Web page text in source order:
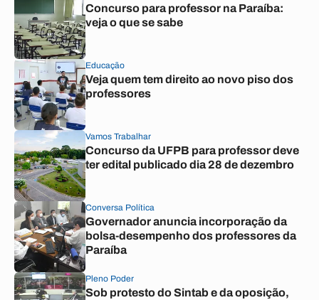
Concurso para professor na Paraíba:
veja o que se sabe
Educação
Veja quem tem direito ao novo piso dos
professores
Vamos Trabalhar
Concurso da UFPB para professor deve
ter edital publicado dia 28 de dezembro
Conversa Política
Governador anuncia incorporação da
bolsa-desempenho dos professores da
Paraíba
Pleno Poder
Sob protesto do Sintab e da oposição,